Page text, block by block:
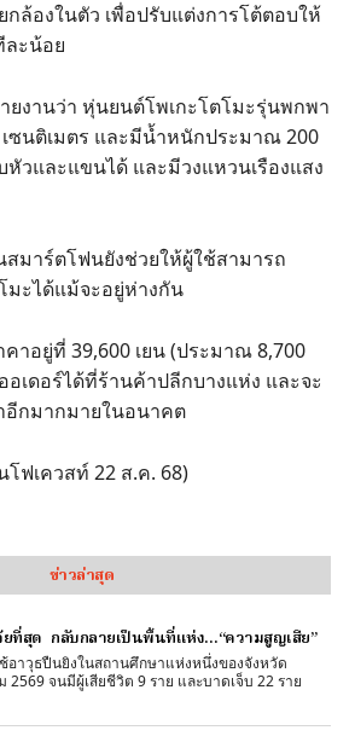
ล้องในตัว เพื่อปรับแต่งการโต้ตอบให้
ละน้อย
ยงานว่า หุ่นยนต์โพเกะโตโมะรุ่นพกพา
ซนติเมตร และมีน้ำหนักประมาณ 200
วและแขนได้ และมีวงแหวนเรืองแสง
มาร์ตโฟนยังช่วยให้ผู้ใช้สามารถ
มะได้แม้จะอยู่ห่างกัน
าอยู่ที่ 39,600 เยน (ประมาณ 8,700
อเดอร์ได้ที่ร้านค้าปลีกบางแห่ง และจะ
กมากมายในอนาคต
ฟเควสท์ 22 ส.ค. 68)
ข่าวล่าสุด
ยที่สุด กลับกลายเป็นพื้นที่แห่ง…“ความสูญเสีย”
อาวุธปืนยิงในสถานศึกษาแห่งหนึ่งของจังหวัด
นนทบุรี เมื่อวันที่ 7 สิงหาคม 2569 จนมีผู้เสียชีวิต 9 ราย และบาดเจ็บ 22 ราย